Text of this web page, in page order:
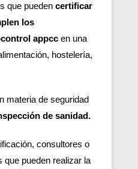
que pueden certificar
los
appcc en una
hostelería,
materia de seguridad
de sanidad.
consultores o
que pueden realizar la